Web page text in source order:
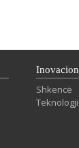
Inovacion
Shkencë
Teknologji